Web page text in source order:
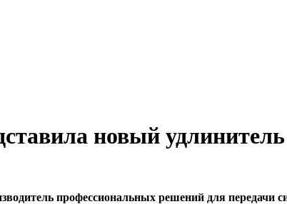
новый
профессиональных решений для передачи